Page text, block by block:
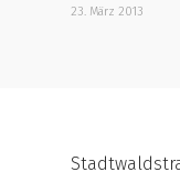
23. März 2013